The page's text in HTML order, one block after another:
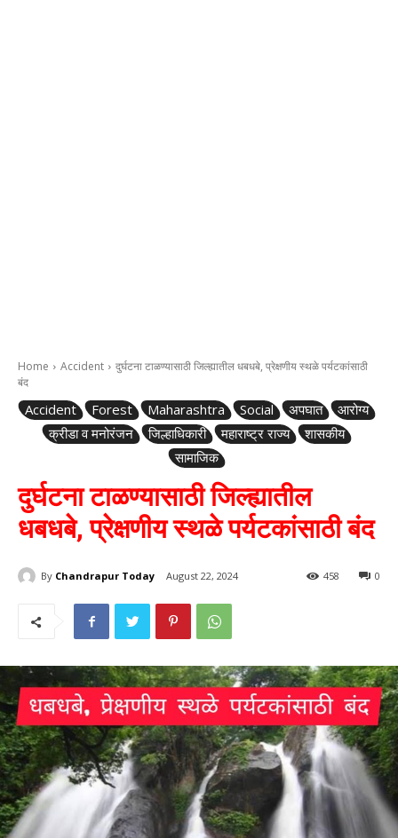
Home Accident
दुर्घटना टाळण्यासाठी जिल्ह्यातील धबधबे, प्रेक्षणीय स्थळे पर्यटकांसाठी
बंद
Accident Forest Maharashtra Social अपघात
आरोग्य
क्रीडा व मनोरंजन
जिल्हाधिकारी महाराष्ट्र राज्य
शासकीय
सामाजिक
दुर्घटना टाळण्यासाठी जिल्ह्यातील
धबधबे, प्रेक्षणीय स्थळे पर्यटकांसाठी बंद
By Chandrapur Today August 22, 2024 0
458